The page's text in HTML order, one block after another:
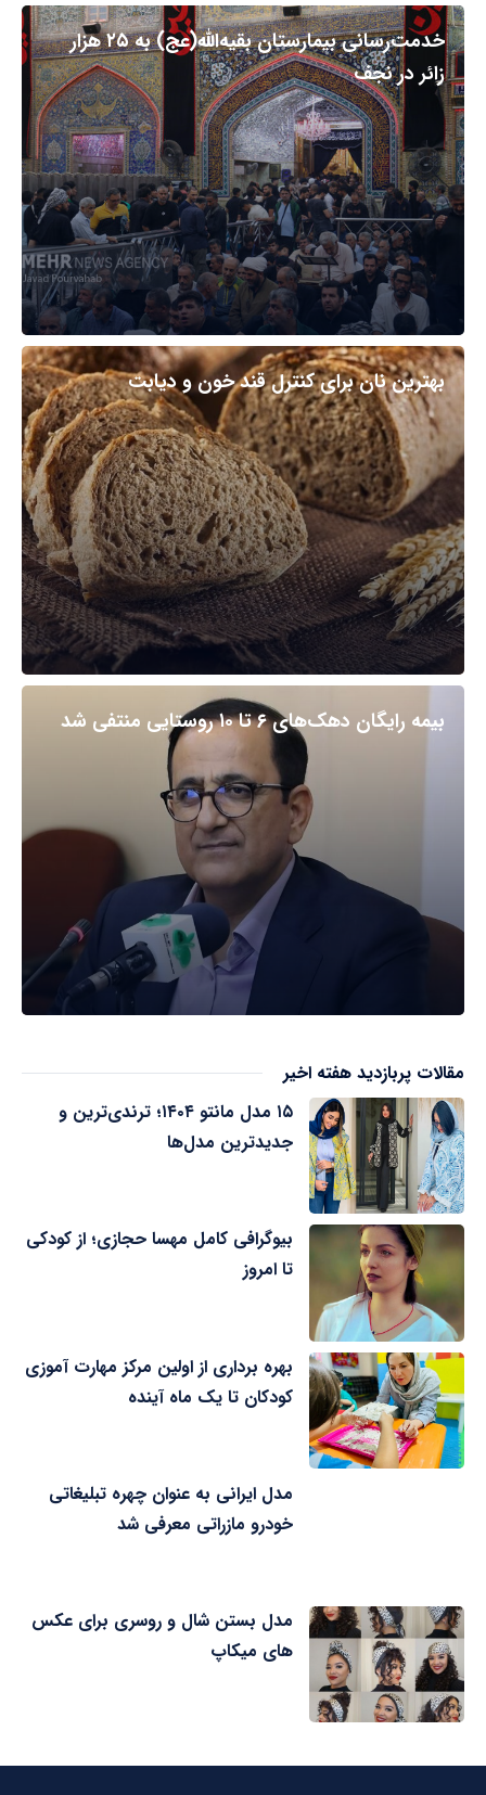
خدمت‌رسانی بیمارستان بقیه‌الله(عج) به ۲۵ هزار
زائر در نجف
بهترین نان برای کنترل قند خون و دیابت
بیمه رایگان دهک‌های ۶ تا ۱۰ روستایی منتفی شد
مقالات پربازدید هفته اخیر
۱۵ مدل مانتو ۱۴۰۴؛ ترندی‌ترین و
جدیدترین مدل‌ها
بیوگرافی کامل مهسا حجازی؛ از کودکی
تا امروز
بهره برداری از اولین مرکز مهارت آموزی
کودکان تا یک ماه آینده
مدل ایرانی به عنوان چهره تبلیغاتی
خودرو مازراتی معرفی شد
مدل بستن شال و روسری برای عکس
های میکاپ